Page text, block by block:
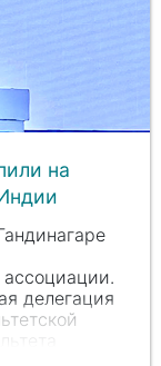
на
делегация